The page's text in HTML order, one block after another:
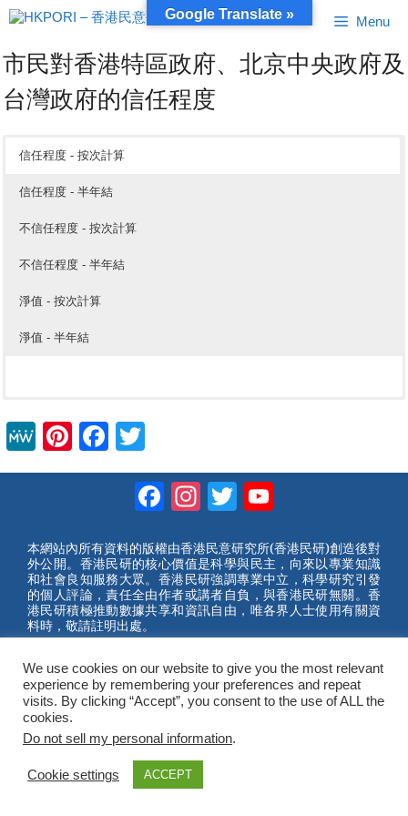
跳
至
容
Menu
市民對香港特區政府、北京中央政府及
台灣政府的信任程度
信任程度 - 按次計算
信任程度 - 半年結
不信任程度 - 按次計算
不信任程度 - 半年結
淨值 - 按次計算
淨值 - 半年結
M
e
Pi
nt
st
F
a
b
o
o
k
wi
tt Facebook
Instagram
Twitter
本網站內所有資料的版權由香港民意研究所(香港民研)創造後對
外公開。香港民研的核心價值是科學與民主，向來以專業知識
和社會良知服務大眾。香港民研強調專業中立，科學研究引發
的個人評論，責任全由作者或講者自負，與香港民研無關。香
港民研積極推動數據共享和資訊自由，唯各界人士使用有關資
料時，敬請註明出處。
2023 © Hong Kong Public Opinion Research Institute
香港民意研究所 |網站使用條款(英文)
We use cookies on our website to give you the most relevant
experience by remembering your preferences and repeat
visits. By clicking “Accept”, you consent to the use of ALL the
cookies.
Do not sell my personal information.
Cookie settings ACCEPT
Google Translate »